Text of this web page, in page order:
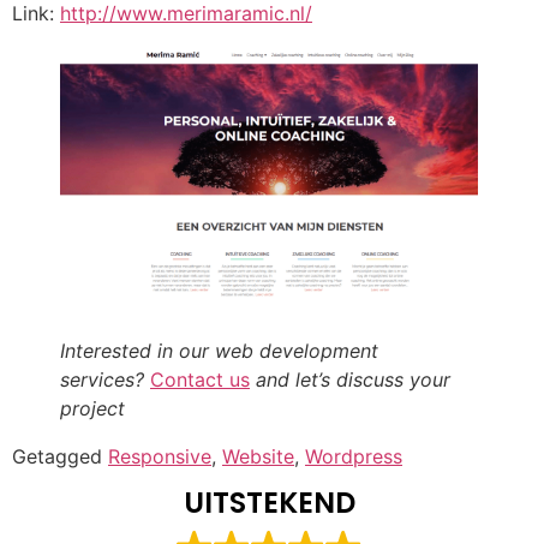
Link: http://www.merimaramic.nl/
Interested in our web development
services? Contact us and let’s discuss your
project
Getagged Responsive, Website, Wordpress
UITSTEKEND